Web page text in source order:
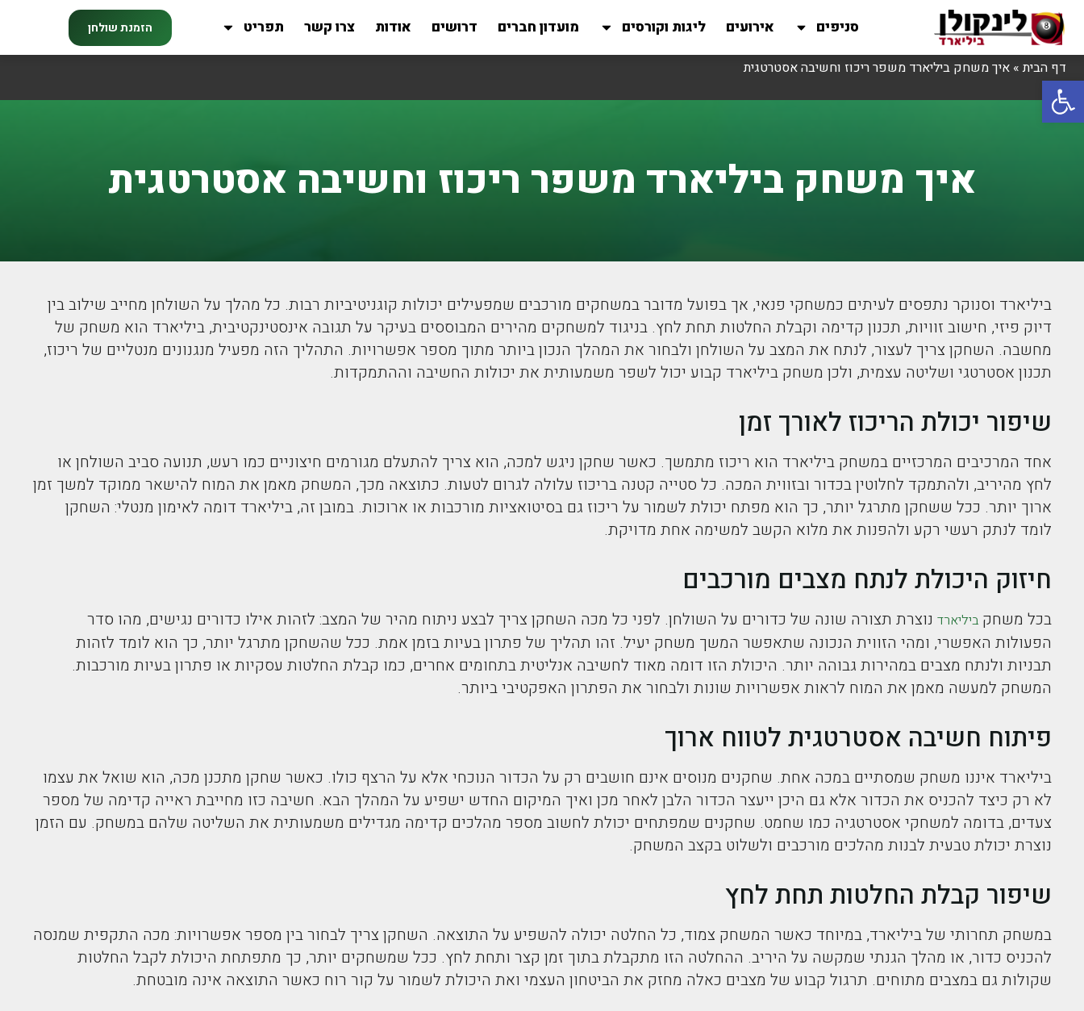
פתח סרגל נגישות
סניפים אירועים ליגות וקורסים מועדון חברים דרושים אודות צרו קשר תפריט הזמנת שולחן
דף הבית» איך משחק ביליארד משפר ריכוז וחשיבה אסטרטגית
איך משחק ביליארד משפר ריכוז וחשיבה אסטרטגית
ביליארד וסנוקר נתפסים לעיתים כמשחקי פנאי, אך בפועל מדובר במשחקים מורכבים שמפעילים יכולות קוגניטיביות רבות. כל מהלך על השולחן מחייב שילוב בין
דיוק פיזי, חישוב זוויות, תכנון קדימה וקבלת החלטות תחת לחץ. בניגוד למשחקים מהירים המבוססים בעיקר על תגובה אינסטינקטיבית, ביליארד הוא משחק של
מחשבה. השחקן צריך לעצור, לנתח את המצב על השולחן ולבחור את המהלך הנכון ביותר מתוך מספר אפשרויות. התהליך הזה מפעיל מנגנונים מנטליים של ריכוז,
תכנון אסטרטגי ושליטה עצמית, ולכן משחק ביליארד קבוע יכול לשפר משמעותית את יכולות החשיבה וההתמקדות.
שיפור יכולת הריכוז לאורך זמן
אחד המרכיבים המרכזיים במשחק ביליארד הוא ריכוז מתמשך. כאשר שחקן ניגש למכה, הוא צריך להתעלם מגורמים חיצוניים כמו רעש, תנועה סביב השולחן או
לחץ מהיריב, ולהתמקד לחלוטין בכדור ובזווית המכה. כל סטייה קטנה בריכוז עלולה לגרום לטעות. כתוצאה מכך, המשחק מאמן את המוח להישאר ממוקד למשך זמן
ארוך יותר. ככל ששחקן מתרגל יותר, כך הוא מפתח יכולת לשמור על ריכוז גם בסיטואציות מורכבות או ארוכות. במובן זה, ביליארד דומה לאימון מנטלי: השחקן
לומד לנתק רעשי רקע ולהפנות את מלוא הקשב למשימה אחת מדויקת.
חיזוק היכולת לנתח מצבים מורכבים
בכל משחקביליארד נוצרת תצורה שונה של כדורים על השולחן. לפני כל מכה השחקן צריך לבצע ניתוח מהיר של המצב: לזהות אילו כדורים נגישים, מהו סדר
הפעולות האפשרי, ומהי הזווית הנכונה שתאפשר המשך משחק יעיל. זהו תהליך של פתרון בעיות בזמן אמת. ככל שהשחקן מתרגל יותר, כך הוא לומד לזהות
תבניות ולנתח מצבים במהירות גבוהה יותר. היכולת הזו דומה מאוד לחשיבה אנליטית בתחומים אחרים, כמו קבלת החלטות עסקיות או פתרון בעיות מורכבות.
המשחק למעשה מאמן את המוח לראות אפשרויות שונות ולבחור את הפתרון האפקטיבי ביותר.
פיתוח חשיבה אסטרטגית לטווח ארוך
ביליארד איננו משחק שמסתיים במכה אחת. שחקנים מנוסים אינם חושבים רק על הכדור הנוכחי אלא על הרצף כולו. כאשר שחקן מתכנן מכה, הוא שואל את עצמו
לא רק כיצד להכניס את הכדור אלא גם היכן ייעצר הכדור הלבן לאחר מכן ואיך המיקום החדש ישפיע על המהלך הבא. חשיבה כזו מחייבת ראייה קדימה של מספר
צעדים, בדומה למשחקי אסטרטגיה כמו שחמט. שחקנים שמפתחים יכולת לחשוב מספר מהלכים קדימה מגדילים משמעותית את השליטה שלהם במשחק. עם הזמן
נוצרת יכולת טבעית לבנות מהלכים מורכבים ולשלוט בקצב המשחק.
שיפור קבלת החלטות תחת לחץ
במשחק תחרותי של ביליארד, במיוחד כאשר המשחק צמוד, כל החלטה יכולה להשפיע על התוצאה. השחקן צריך לבחור בין מספר אפשרויות: מכה התקפית שמנסה
להכניס כדור, או מהלך הגנתי שמקשה על היריב. ההחלטה הזו מתקבלת בתוך זמן קצר ותחת לחץ. ככל שמשחקים יותר, כך מתפתחת היכולת לקבל החלטות
שקולות גם במצבים מתוחים. תרגול קבוע של מצבים כאלה מחזק את הביטחון העצמי ואת היכולת לשמור על קור רוח כאשר התוצאה אינה מובטחת.